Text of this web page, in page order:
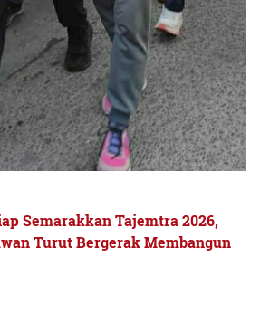
Semarakkan Tajemtra 2026,
Turut Bergerak Membangun